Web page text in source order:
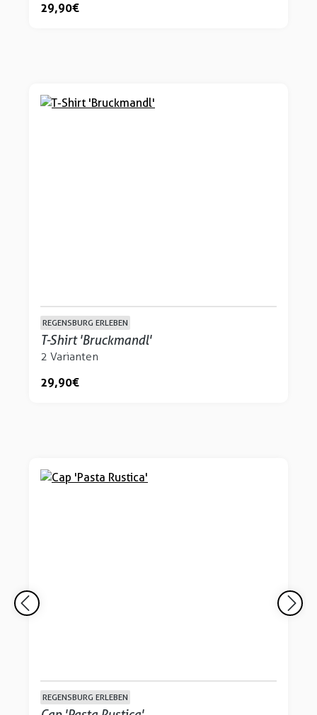
29,90 €
REGENSBURG ERLEBEN
T-Shirt 'Bruckmandl'
2 Varianten
29,90 €
REGENSBURG ERLEBEN